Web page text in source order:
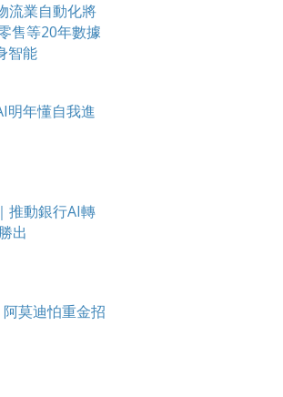
流業自動化將
售等20年數據
智能
明年懂自我進
推動銀行AI轉
出
莫迪怕重金招